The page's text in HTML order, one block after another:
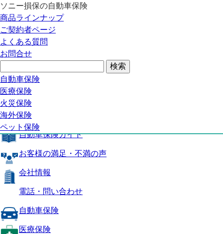
ソニー損保の自動車保険
商品ラインナップ
ご契約者ページ
よくある質問
お問合せ
自動車保険
医療保険
火災保険
海外保険
ペット保険
自動車保険トップ
商品の特長
補償内容
自動車保険ガイド
お客様の満足・不満の声
自動車保険トップ
商品の特長
補償内容
自動車保険ガイド
お客様の満足・不満の声
会社情報
電話・問い合わせ
自動車保険
医療保険